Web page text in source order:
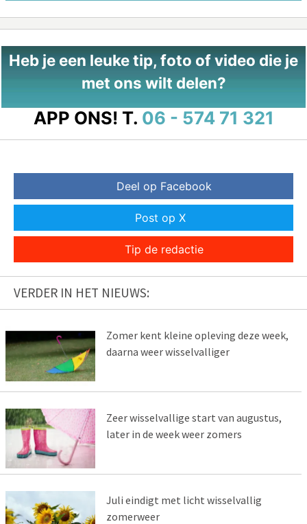
Heb je een leuke tip, foto of video die je
met ons wilt delen?
APP ONS! T. 06 - 574 71 321
Deel op Facebook
Post op X
Tip de redactie
VERDER IN HET NIEUWS:
Zomer kent kleine opleving deze week,
daarna weer wisselvalliger
Zeer wisselvallige start van augustus,
later in de week weer zomers
Juli eindigt met licht wisselvallig
zomerweer